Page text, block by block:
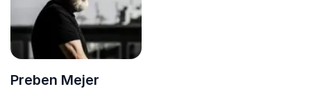
Preben Mejer